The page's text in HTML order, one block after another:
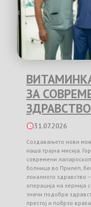
ЗА
31.07.2026
Создавањето нови
наша трајна мисија.
современи
болница во Прилеп,
локалното здравство
операција на хернија
значи подобра
престој и побрзо